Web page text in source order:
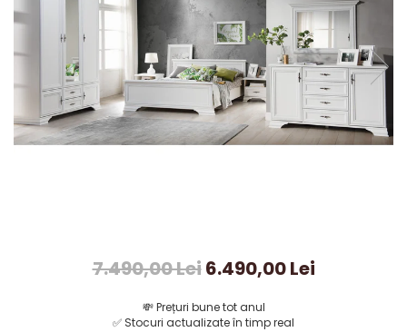
7.490,00 Lei6.490,00 Lei
💸 Prețuri bune tot anul
✅ Stocuri actualizate în timp real